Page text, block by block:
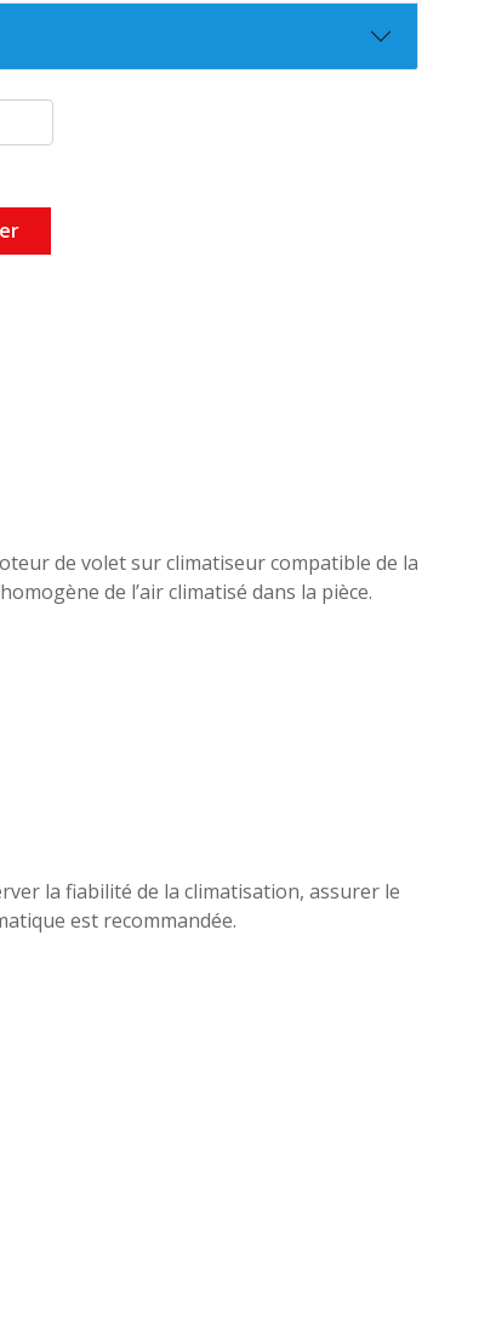
de volet sur climatiseur compatible de la
de l’air climatisé dans la pièce.
la fiabilité de la climatisation, assurer le
est recommandée.